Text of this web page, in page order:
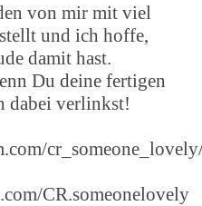
von mir mit viel
und ich hoffe,
damit hast.
Du deine fertigen
dabei verlinkst!
CR.someonelovely